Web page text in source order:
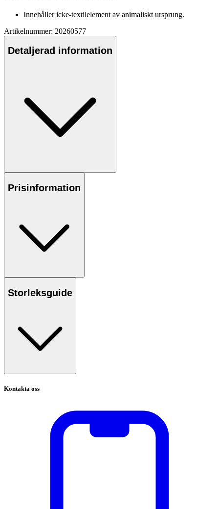
Innehåller icke-textilelement av animaliskt ursprung.
Artikelnummer: 20260577
Detaljerad information
Prisinformation
Storleksguide
Kontakta oss